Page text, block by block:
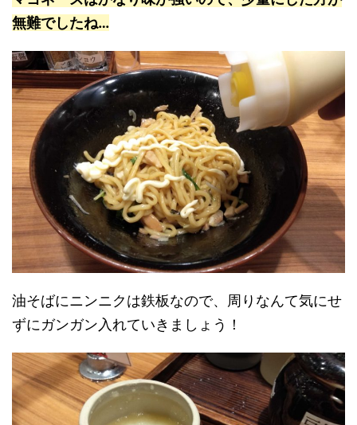
無難でしたね…
油そばにニンニクは鉄板なので、周りなんて気にせ
ずにガンガン入れていきましょう！